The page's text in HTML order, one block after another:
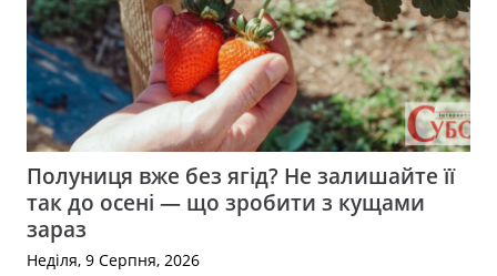
Полуниця вже без ягід? Не залишайте її
так до осені — що зробити з кущами
зараз
Неділя, 9 Серпня, 2026